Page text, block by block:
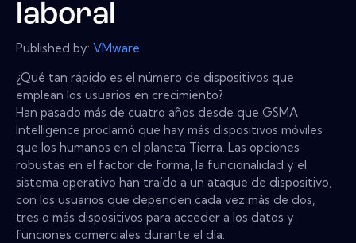
laboral
Published by: VMware
¿Qué tan rápido es el número de dispositivos que
emplean los usuarios en crecimiento?
Han pasado más de cuatro años desde que GSMA
Intelligence proclamó que hay más dispositivos móviles
que los humanos en el planeta Tierra. Las opciones
robustas en el factor de forma, la funcionalidad y el
sistema operativo han traído a un ataque de dispositivo,
con los usuarios que dependen cada vez más de dos,
tres o más dispositivos para acceder a los datos y
funciones comerciales durante el día.